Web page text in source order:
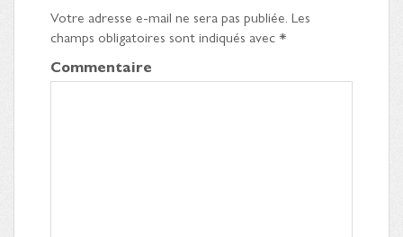
Votre adresse e-mail ne sera pas publiée. Les
champs obligatoires sont indiqués avec*
Commentaire